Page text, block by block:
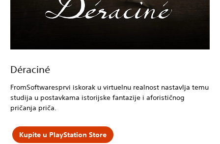
Déraciné
FromSoftwaresprvi iskorak u virtuelnu realnost nastavlja temu
studija u postavkama istorijske fantazije i aforističnog
pričanja priča.
Kupite u PlayStation Store